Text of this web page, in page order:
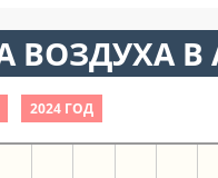
ВОЗДУХА В
2024 ГОД